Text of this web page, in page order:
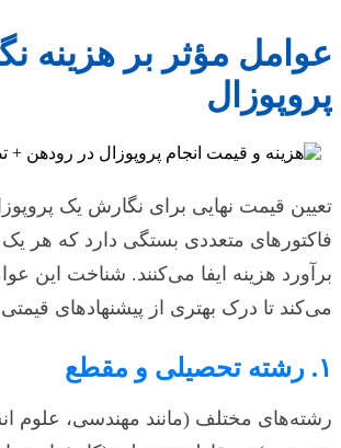
عوامل مؤثر بر هزینه
پروپوزال
تعیین قیمت نهایی برای نگارش یک
فاکتورهای متعددی بستگی دارد که هر
برآورد هزینه ایفا می‌کنند. شناخت این
می‌کند تا درک بهتری از پیشنهادهای
۱. رشته تحصیلی و مقطع
رشته‌های مختلف (مانند مهندسی، علوم